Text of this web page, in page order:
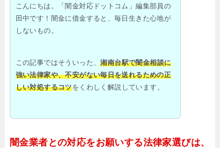
こんにちは。「闇金対応ドットコム」編集部員の
田中です！闇金に借金すると、毎日生きた心地が
しないもの。
この記事ではそういった、湘南台駅で闇金相談に
強い法律家や、不安がない毎日を送れるための正
しい対処するコツをくわしく解説しています。
闇金業者との対応をお願いする法律家選びは、